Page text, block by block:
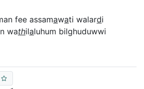
fee assamawati walardi
wathilaluhum bilghuduwwi